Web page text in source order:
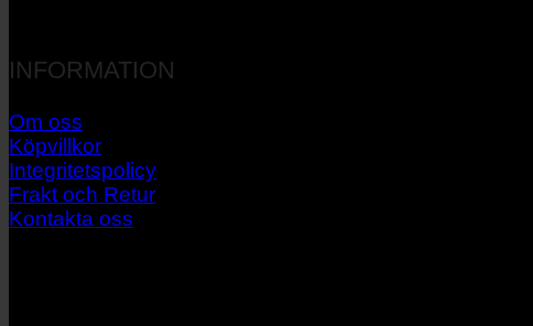
INFORMATION
Om oss
Köpvillkor
Integritetspolicy
Frakt och Retur
Kontakta oss